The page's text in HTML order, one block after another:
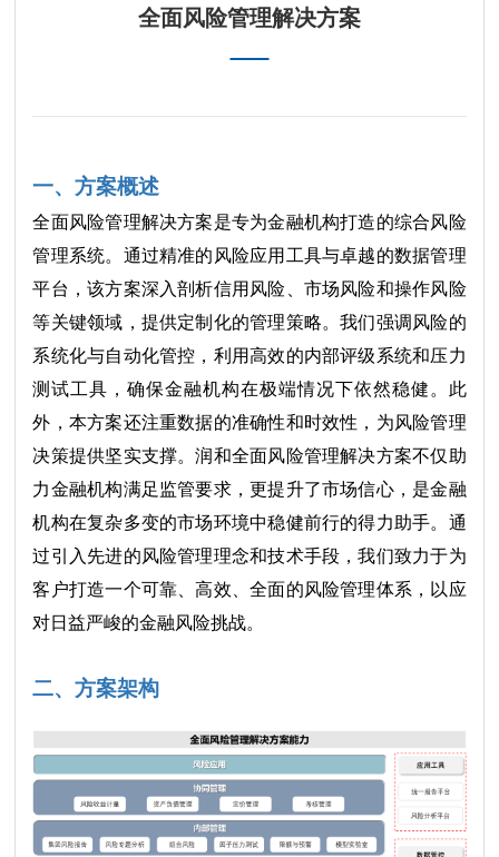
全面风险管理解决方案
一、方案概述
全面风险管理解决方案是专为金融机构打造的综合风险
管理系统。通过精准的风险应用工具与卓越的数据管理
平台，该方案深入剖析信用风险、市场风险和操作风险
等关键领域，提供定制化的管理策略。我们强调风险的
系统化与自动化管控，利用高效的内部评级系统和压力
测试工具，确保金融机构在极端情况下依然稳健。此
外，本方案还注重数据的准确性和时效性，为风险管理
决策提供坚实支撑。润和全面风险管理解决方案不仅助
力金融机构满足监管要求，更提升了市场信心，是金融
机构在复杂多变的市场环境中稳健前行的得力助手。通
过引入先进的风险管理理念和技术手段，我们致力于为
客户打造一个可靠、高效、全面的风险管理体系，以应
对日益严峻的金融风险挑战。
二、方案架构